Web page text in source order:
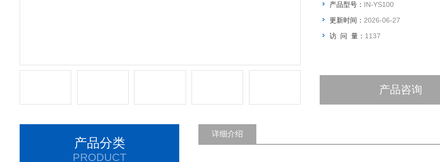
产品型号： IN-YS100
更新时间： 2026-06-27
访 问 量： 1137
产品咨询
产品分类
PRODUCT
详细介绍